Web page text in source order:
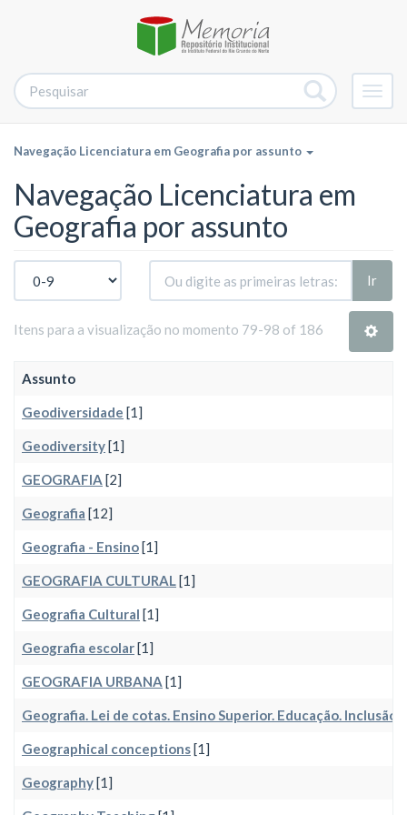
Navegação Licenciatura em Geografia por assunto
Navegação Licenciatura em
Geografia por assunto
Ir
Itens para a visualização no momento 79-98 of 186
Assunto
Geodiversidade [1]
Geodiversity[1]
GEOGRAFIA [2]
Geografia [12]
Geografia - Ensino[1]
GEOGRAFIA CULTURAL[1]
Geografia Cultural [1]
Geografia escolar[1]
GEOGRAFIA URBANA [1]
Geografia. Lei de cotas. Ensino Superior. Educação. Inclusão
Geographical conceptions[1]
Geography[1]